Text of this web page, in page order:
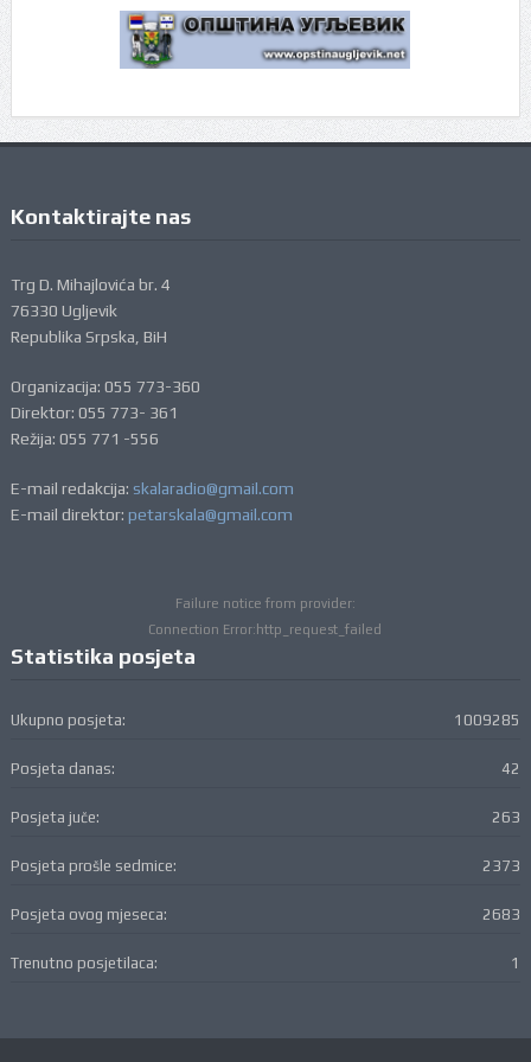
Kontaktirajte nas
Trg D. Mihajlovića br. 4
76330 Ugljevik
Republika Srpska, BiH
Organizacija: 055 773-360
Direktor: 055 773- 361
Režija: 055 771 -556
E-mail redakcija: skalaradio@gmail.com
E-mail direktor: petarskala@gmail.com
Failure notice from provider:
Connection Error:http_request_failed
Statistika posjeta
1009285
Ukupno posjeta:
42
Posjeta danas:
263
Posjeta juče:
2373
Posjeta prošle sedmice:
2683
Posjeta ovog mjeseca:
1
Trenutno posjetilaca: